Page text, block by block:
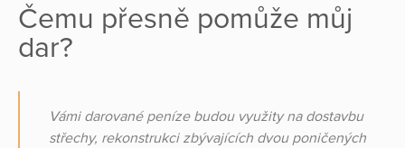
Čemu přesně pomůže můj
dar?
Vámi darované peníze budou využity na dostavbu
střechy, rekonstrukci zbývajících dvou poničených